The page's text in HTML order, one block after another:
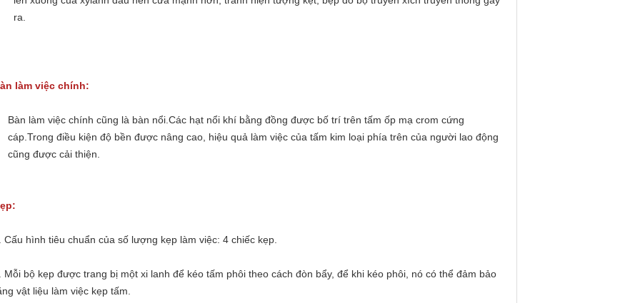
ra.
làm việc chính:
Bàn làm việc chính cũng là bàn nổi.Các hạt nổi khí bằng đồng được bố trí trên tấm ốp mạ crom cứng
cáp.Trong điều kiện độ bền được nâng cao, hiệu quả làm việc của tấm kim loại phía trên của người lao động
cũng được cải thiện.
Cấu hình tiêu chuẩn của số lượng kẹp làm việc: 4 chiếc kẹp.
Mỗi bộ kẹp được trang bị một xi lanh để kéo tấm phôi theo cách đòn bẩy, để khi kéo phôi, nó có thể đảm bảo
vật liệu làm việc kẹp tấm.